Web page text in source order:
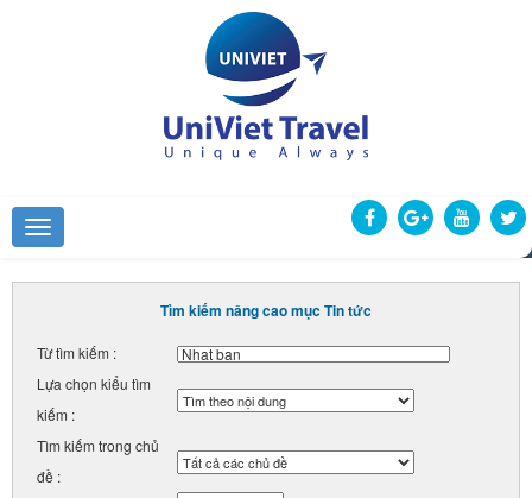
Tìm kiếm nâng cao mục Tin tức
Từ tìm kiếm :
Lựa chọn kiểu tìm
kiếm :
Tìm kiếm trong chủ
đề :